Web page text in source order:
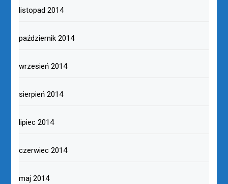
listopad 2014
październik 2014
wrzesień 2014
sierpień 2014
lipiec 2014
czerwiec 2014
maj 2014